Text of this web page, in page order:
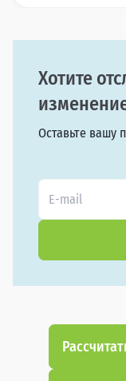
Хотите
Оставьте вашу